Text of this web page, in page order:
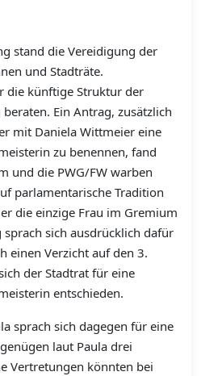
stand die Vereidigung der
und Stadträte.
die künftige Struktur der
Ein Antrag, zusätzlich
mit Daniela Wittmeier eine
zu benennen, fand
und die PWG/FW warben
parlamentarische Tradition
die einzige Frau im Gremium
sprach sich ausdrücklich dafür
einen Verzicht auf den 3.
der Stadtrat für eine
entschieden.
sprach sich dagegen für eine
laut Paula drei
Vertretungen könnten bei